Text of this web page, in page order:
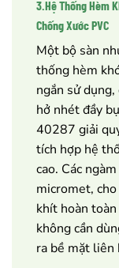
3.Hệ Thống Hèm
Chống Xước PVC
Một bộ sàn
thống hèm
ngắn sử
hở nhét đầy
40287 giải
tích hợp hệ
cao. Các
micromet,
khít hoàn
không cần
ra bề mặt liên